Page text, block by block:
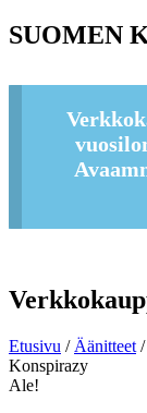
SUOMEN
Etusivu / Äänitteet
Konspirazy
Ale!